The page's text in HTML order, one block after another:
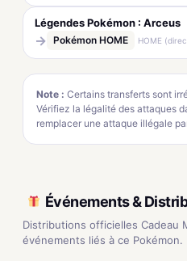
Légendes Pokémon : Arceus
→ Pokémon HOME HOME
Note : Certains transferts sont
Vérifiez la légalité des attaques
remplacer une attaque illégale
Événements &
Distributions officielles Cadeau
événements liés à ce Pokémon.